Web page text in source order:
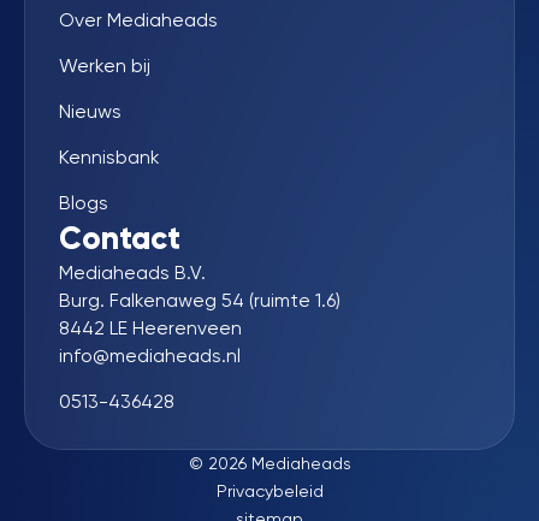
Over Mediaheads
Werken bij
Nieuws
Kennisbank
Blogs
Contact
Mediaheads B.V.
Burg. Falkenaweg 54 (ruimte 1.6)
8442 LE Heerenveen
info@mediaheads.nl
0513-436428
© 2026 Mediaheads
Privacybeleid